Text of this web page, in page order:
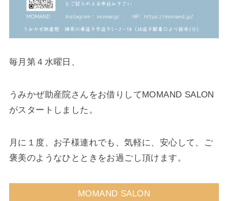
毎月第４水曜日、
うみかぜ助産院さんをお借りしてMOMAND SALON
がスタートしました。
月に１度、お子様連れでも、気軽に、安心して、ご
褒美のようなひとときをお過ごし頂けます。
MOMAND SALON